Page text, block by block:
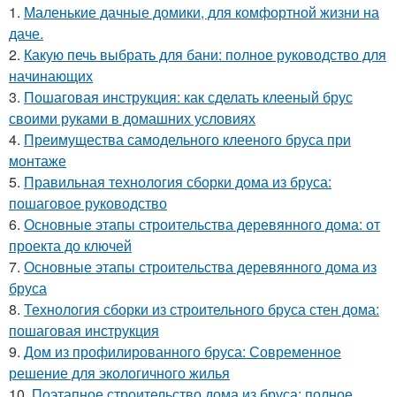
1. Маленькие дачные домики, для комфортной жизни на
даче.
2. Какую печь выбрать для бани: полное руководство для
начинающих
3. Пошаговая инструкция: как сделать клееный брус
своими руками в домашних условиях
4. Преимущества самодельного клееного бруса при
монтаже
5. Правильная технология сборки дома из бруса:
пошаговое руководство
6. Основные этапы строительства деревянного дома: от
проекта до ключей
7. Основные этапы строительства деревянного дома из
бруса
8. Технология сборки из строительного бруса стен дома:
пошаговая инструкция
9. Дом из профилированного бруса: Современное
решение для экологичного жилья